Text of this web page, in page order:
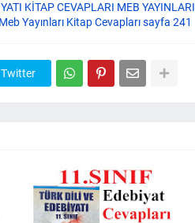
KİTAP CEVAPLARI MEB YAYINLARI
Yayınları Kitap Cevapları sayfa 241
Twitter